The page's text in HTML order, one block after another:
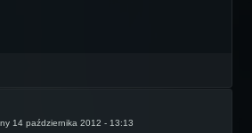
14 października 2012 - 13:13